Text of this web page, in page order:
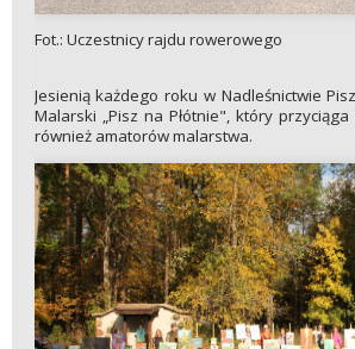
Fot.: Uczestnicy rajdu rowerowego
Jesienią każdego roku w Nadleśnictwie
Malarski „Pisz na Płótnie", który
również amatorów malarstwa.